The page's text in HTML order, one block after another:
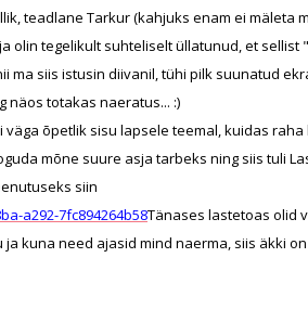
teadlane Tarkur (kahjuks enam ei mäleta
olin tegelikult suhteliselt üllatunud, et sellist
ma siis istusin diivanil, tühi pilk suunatud
näos totakas naeratus... :)
õpetlik sisu lapsele teemal, kuidas raha
mõne suure asja tarbeks ning siis tuli
siin
a292-7fc894264b58Tänases lastetoas olid
kuna need ajasid mind naerma, siis äkki